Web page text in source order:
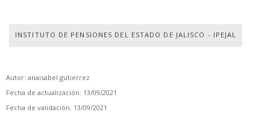
INSTITUTO DE PENSIONES DEL ESTADO DE JALISCO - IPEJAL
Autor: anaisabel.gutierrez
Fecha de actualización: 13/09/2021
Fecha de validación: 13/09/2021